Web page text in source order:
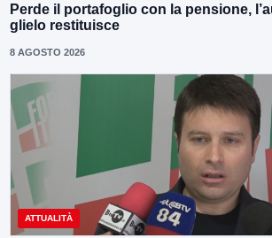
Perde il portafoglio con la pensione,
glielo restituisce
8 AGOSTO 2026
ATTUALITÀ